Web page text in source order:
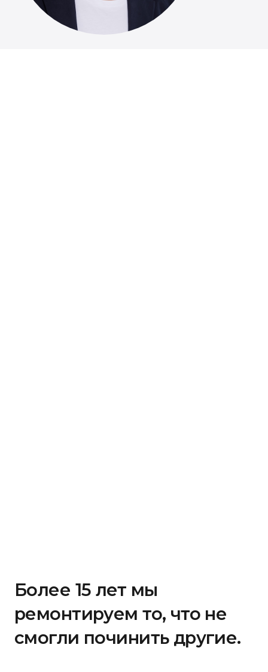
Более 15 лет мы
ремонтируем то, что не
смогли починить другие.